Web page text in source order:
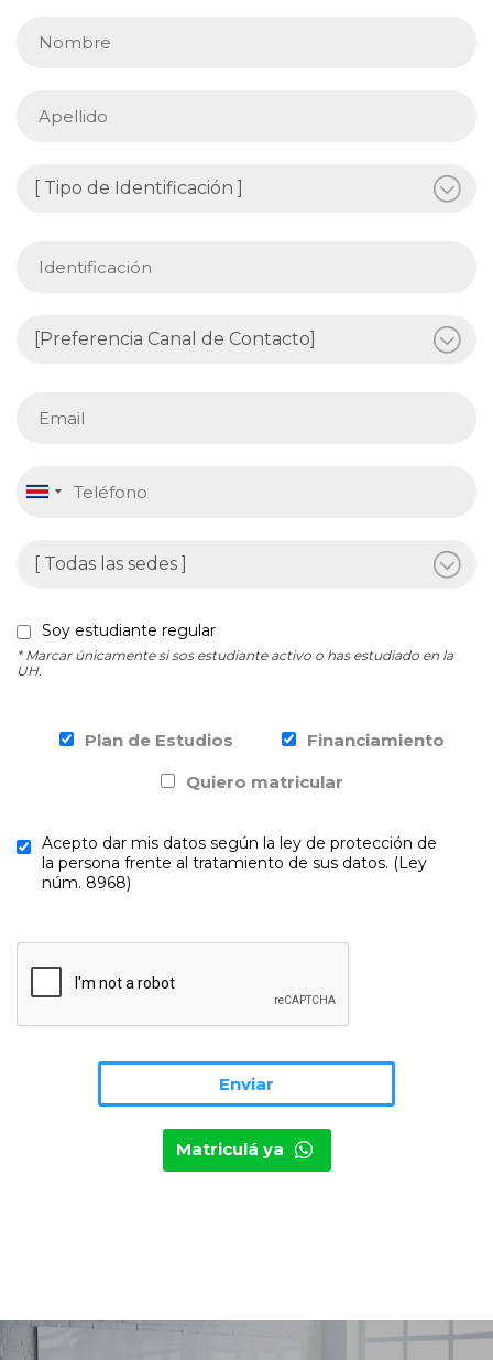
Soy estudiante regular
* Marcar únicamente si sos estudiante activo o has estudiado en la
UH.
Plan de Estudios
Financiamiento
Quiero matricular
Acepto dar mis datos según la ley de protección de
la persona frente al tratamiento de sus datos. (Ley
núm. 8968)
Matriculá ya